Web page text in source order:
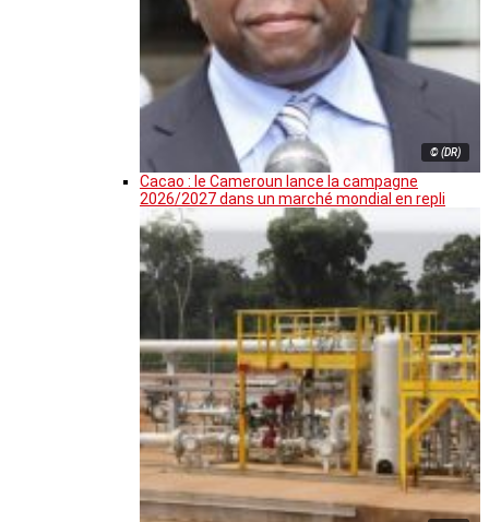
© (DR)
Cacao : le Cameroun lance la campagne
2026/2027 dans un marché mondial en repli